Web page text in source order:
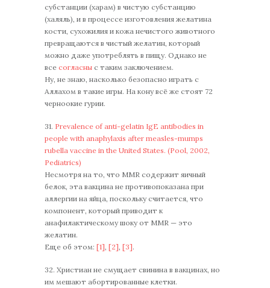
субстанции (харам) в чистую субстанцию
(халяль), и в процессе изготовления желатина
кости, сухожилия и кожа нечистого животного
превращаются в чистый желатин, который
можно даже употреблять в пищу. Однако не
все согласны с таким заключением.
Ну, не знаю, насколько безопасно играть с
Аллахом в такие игры. На кону всё же стоят 72
черноокие гурии.
31. Prevalence of anti-gelatin IgE antibodies in
people with anaphylaxis after measles-mumps
rubella vaccine in the United States. (Pool, 2002,
Pediatrics)
Несмотря на то, что MMR содержит яичный
белок, эта вакцина не противопоказана при
аллергии на яйца, поскольку считается, что
компонент, который приводит к
анафилактическому шоку от MMR — это
желатин.
Еще об этом: [1] [2] [3].
32. Христиан не смущает свинина в вакцинах, но
им мешают абортированные клетки.